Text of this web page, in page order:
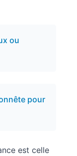
ou
pour
est celle